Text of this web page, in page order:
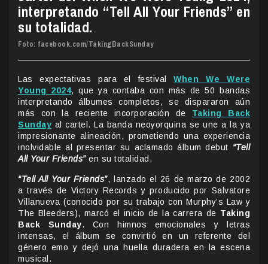
interpretando “Tell All Your Friends” en
su totalidad.
Foto: facebook.com/TakingBackSunday
Las expectativas para el festivalWhen We Were
Young 2024, que ya contaba con más de 50 bandas
interpretando álbumes completos, se dispararon aún
más con la reciente incorporación de Taking Back
Sunday al cartel. La banda neoyorquina se une a la ya
impresionante alineación, prometiendo una experiencia
inolvidable al presentar su aclamado álbum debut “Tell
All Your Friends”en su totalidad.
“Tell All Your Friends”, lanzado el 26 de marzo de 2002
a través de Victory Records y producido por Salvatore
Villanueva (conocido por su trabajo con Murphy’s Law y
The Bleeders), marcó el inicio de la carrera de Taking
Back Sunday. Con himnos emocionales y letras
intensas, el álbum se convirtió en un referente del
género emo y dejó una huella duradera en la escena
musical.